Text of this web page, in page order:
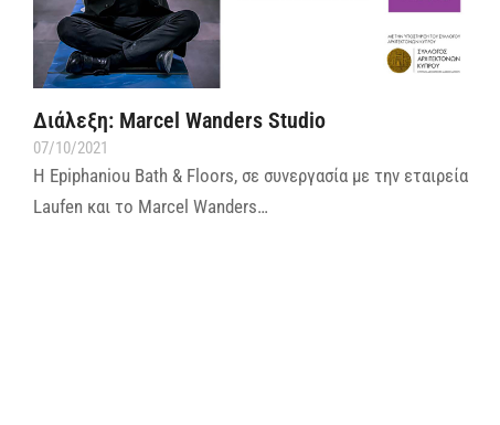
Διάλεξη: Marcel Wanders Studio
07/10/2021
Η Epiphaniou Bath & Floors, σε συνεργασία με την εταιρεία
Laufen και το Marcel Wanders…